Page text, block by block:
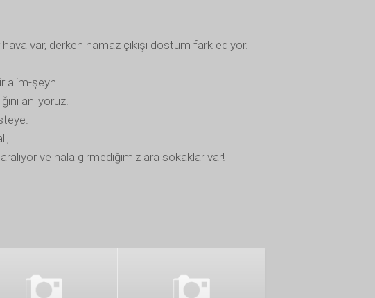
hava var, derken namaz çıkışı dostum fark ediyor.
alim-şeyh
anlıyoruz.
ve hala girmediğimiz ara sokaklar var!